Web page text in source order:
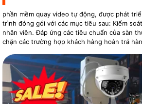
phần mềm quay video tự động, được phát
trình đóng gói với các mục tiêu sau: Kiểm
nhân viên. Đáp ứng các tiêu chuẩn của sàn
chặn các trường hợp khách hàng hoàn trả